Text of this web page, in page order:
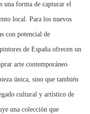
una forma de capturar el
local. Para los nuevos
con potencial de
de España ofrecen un
arte contemporáneo
única, sino que también
cultural y artístico de
una colección que